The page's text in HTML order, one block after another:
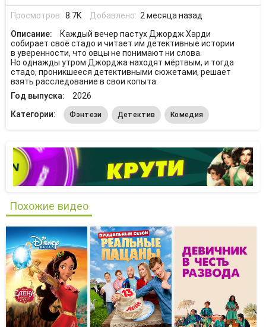
Просмотров: 8.7K Добавлено: 2 месяца назад
Описание:
Каждый вечер пастух Джордж Харди
собирает своё стадо и читает им детективные истории
в уверенности, что овцы не понимают ни слова.
Но однажды утром Джорджа находят мёртвым, и тогда
стадо, проникшееся детективными сюжетами, решает
взять расследование в свои копыта.
Год выпуска:
2026
Категории:
Фэнтези Детектив Комедия
Похожие видео